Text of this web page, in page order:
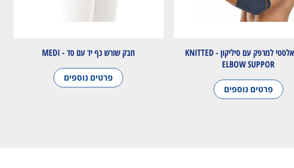
שרוול אלסטי למרפק עם סיליקון - KNITTED
ELBOW SUPPOR
פרטים נוספים
חבק שורש כף יד עם סד - MEDI
פרטים נוספים